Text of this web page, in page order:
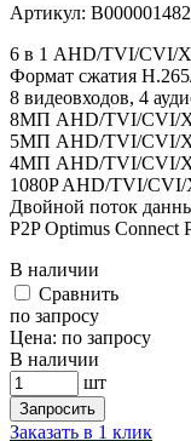
Артикул:
6 в 1 AHD/TVI/CVI/
Формат сжатия
8 видеовходов, 4
8MП AHD/TVI/CVI/
5MП AHD/TVI/CVI/
4MП AHD/TVI/CVI/
1080P AHD/TVI/CVI/
Двойной поток
P2P Optimus Connect
В наличии
Cравнить
по запросу
Цена: по запросу
В наличии
шт
Запросить
Заказать в 1 клик